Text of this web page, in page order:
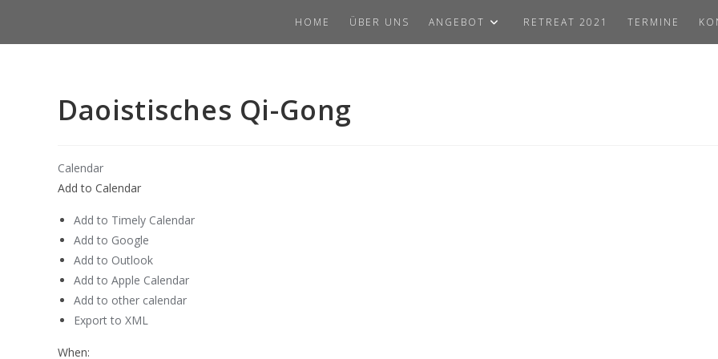
content
HOME ÜBER UNS ANGEBOT RETREAT 2021 TERMINE
Daoistisches Qi-Gong
Daoistisches Qi-Gong
Calendar
Add to Calendar
Add to Timely Calendar
Add to Google
Add to Outlook
Add to Apple Calendar
Add to other calendar
Export to XML
When: